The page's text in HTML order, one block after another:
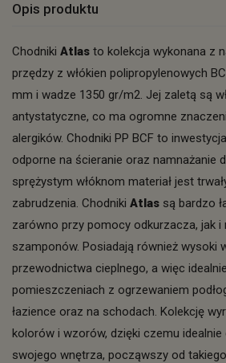
Opis produktu
Chodniki Atlas to kolekcja wykonana z
przędzy z włókien polipropylenowych
mm i wadze 1350 gr/m2. Jej zaletą są
antystatyczne, co ma ogromne
alergików. Chodniki PP BCF to
odporne na ścieranie oraz namnażanie
sprężystym włóknom materiał jest
zabrudzenia. Chodniki Atlas są bardzo
zarówno przy pomocy odkurzacza, jak i
szamponów. Posiadają również wysoki
przewodnictwa cieplnego, a więc
pomieszczeniach z ogrzewaniem
łazience oraz na schodach. Kolekcję
kolorów i wzorów, dzięki czemu
swojego wnętrza, począwszy od